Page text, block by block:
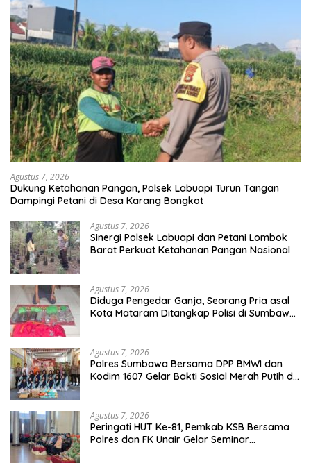
Agustus 7, 2026
Dukung Ketahanan Pangan, Polsek Labuapi Turun Tangan
Dampingi Petani di Desa Karang Bongkot
Agustus 7, 2026
Sinergi Polsek Labuapi dan Petani Lombok
Barat Perkuat Ketahanan Pangan Nasional
Agustus 7, 2026
Diduga Pengedar Ganja, Seorang Pria asal
Kota Mataram Ditangkap Polisi di Sumbawa
Agustus 7, 2026
Polres Sumbawa Bersama DPP BMWI dan
Kodim 1607 Gelar Bakti Sosial Merah Putih di
Agustus 7, 2026
Peringati HUT Ke-81, Pemkab KSB Bersama
Polres dan FK Unair Gelar Seminar